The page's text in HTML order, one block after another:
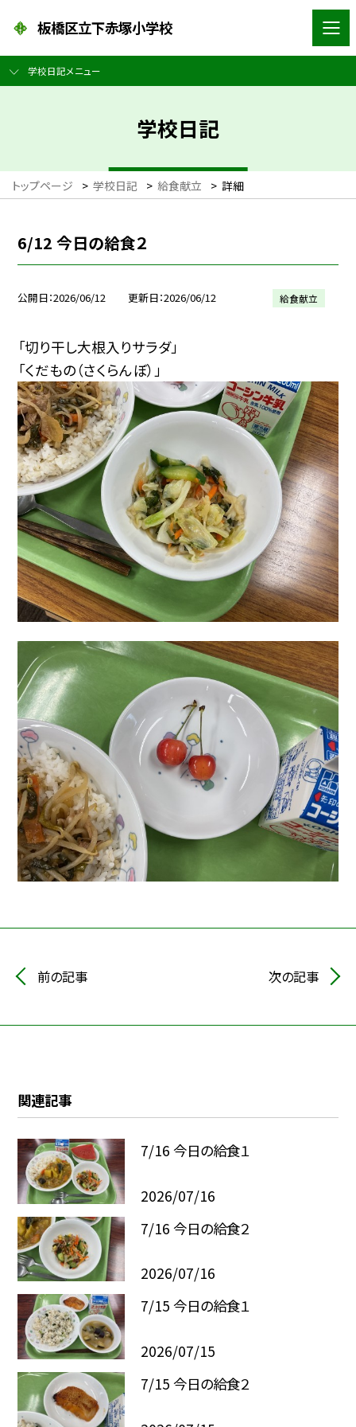
板橋区立下赤塚小学校
学校日記メニュー
学校日記
トップページ > 学校日記 > 給食献立 > 詳細
6/12 今日の給食２
公開日 2026/06/12 更新日 2026/06/12 給食献立
「切り干し大根入りサラダ」
「くだもの（さくらんぼ）」
前の記事 次の記事
関連記事
7/16 今日の給食１
2026/07/16
7/16 今日の給食２
2026/07/16
7/15 今日の給食１
2026/07/15
7/15 今日の給食２